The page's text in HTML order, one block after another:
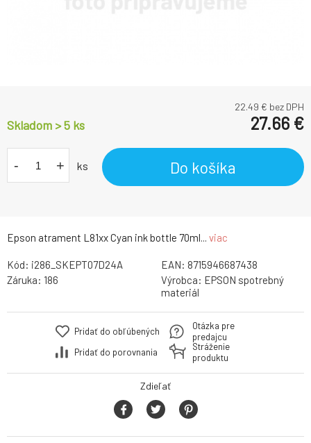
Epson atrament L81xx Cyan ink bottle 70ml... viac
22.49 € bez DPH
Skladom > 5 ks 27.66 €
- + ks Do košíka
Kód: i286_SKEPT07D24A EAN: 8715946687438
Záruka: 186 Výrobca: EPSON spotrebný
materiál
Pridať do obľúbených
Pridať do porovnania
Otázka pre
predajcu
Stráženie
produktu
Zdieľať